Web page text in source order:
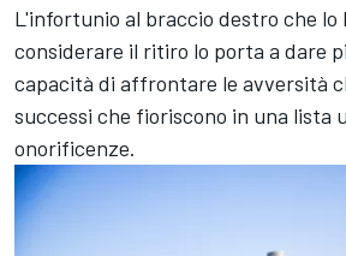
L'infortunio al braccio destro che lo
considerare il ritiro lo porta a dare
capacità di affrontare le avversità
successi che fioriscono in una lista
onorificenze.